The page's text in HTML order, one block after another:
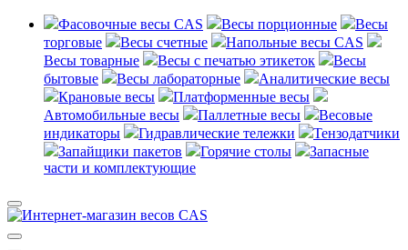
Фасовочные весы CAS Весы порционные
Весы
торговые
Весы счетные
Напольные весы CAS
Весы товарные
Весы с печатью этикеток
Весы
бытовые
Весы лабораторные
Аналитические весы
Крановые весы
Платформенные весы
Автомобильные весы
Паллетные весы
Весовые
индикаторы
Гидравлические тележки
Тензодатчики
Запайщики пакетов
Горячие столы
Запасные
части и комплектующие